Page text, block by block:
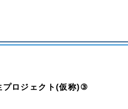
プロジェクト(仮称)③